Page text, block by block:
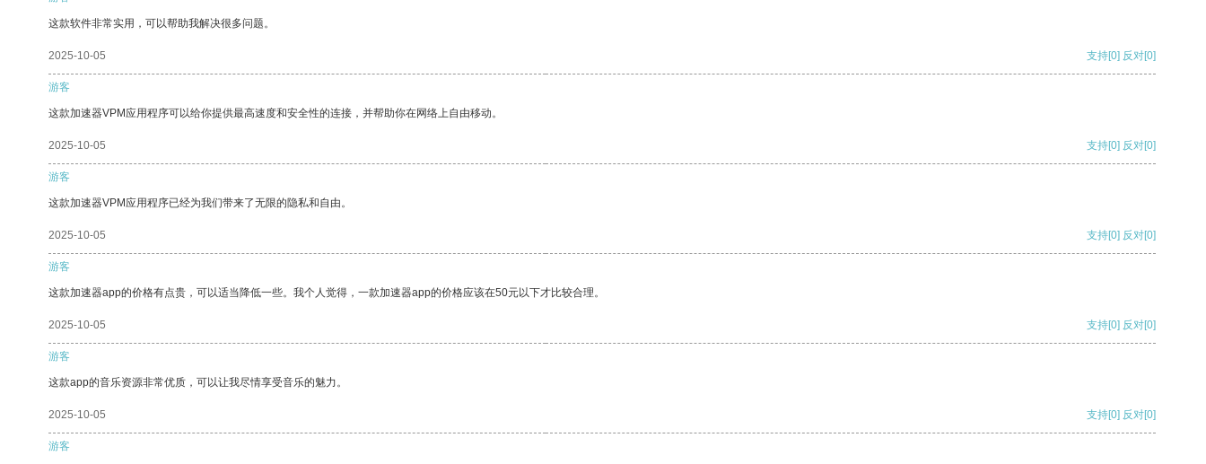
这款软件非常实用，可以帮助我解决很多问题。
2025-10-05 支持[0] 反对[0]
游客
这款加速器VPM应用程序可以给你提供最高速度和安全性的连接，并帮助你在网络上自由移动。
2025-10-05 支持[0] 反对[0]
游客
这款加速器VPM应用程序已经为我们带来了无限的隐私和自由。
2025-10-05 支持[0] 反对[0]
游客
这款加速器app的价格有点贵，可以适当降低一些。我个人觉得，一款加速器app的价格应该在50元以下才比较合理。
2025-10-05 支持[0] 反对[0]
游客
这款app的音乐资源非常优质，可以让我尽情享受音乐的魅力。
2025-10-05 支持[0] 反对[0]
游客